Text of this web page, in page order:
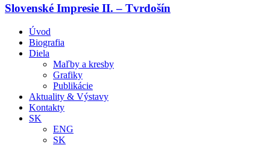
Slovenské Impresie II. – Tvrdošín
Úvod
Biografia
Diela
Maľby a kresby
Grafiky
Publikácie
Aktuality & Výstavy
Kontakty
SK
ENG
SK